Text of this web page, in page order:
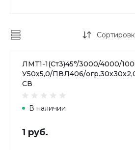
ЛМТ1-1(Ст3)45°/3000/4000/
У50х5,0/ПВЛ406/
СВ
В наличии
1 руб.